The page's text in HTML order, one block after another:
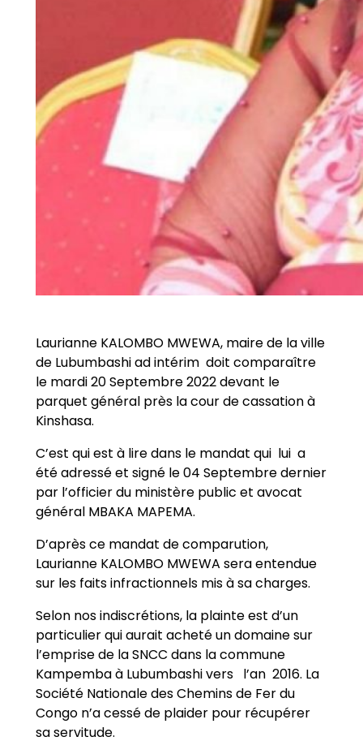
Laurianne KALOMBO MWEWA, maire de la ville
de Lubumbashi ad intérim doit comparaître
le mardi 20 Septembre 2022 devant le
parquet général près la cour de cassation à
Kinshasa.
C’est qui est à lire dans le mandat qui lui a
été adressé et signé le 04 Septembre dernier
par l’officier du ministère public et avocat
général MBAKA MAPEMA.
D’après ce mandat de comparution,
Laurianne KALOMBO MWEWA sera entendue
sur les faits infractionnels mis à sa charges.
Selon nos indiscrétions, la plainte est d’un
particulier qui aurait acheté un domaine sur
l’emprise de la SNCC dans la commune
Kampemba à Lubumbashi vers l’an 2016. La
Société Nationale des Chemins de Fer du
Congo n’a cessé de plaider pour récupérer
sa servitude.